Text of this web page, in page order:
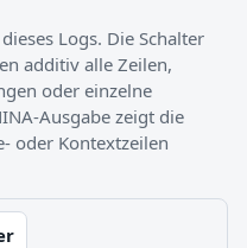
Logs. Die Schalter
additiv alle Zeilen,
oder einzelne
Ausgabe zeigt die
oder Kontextzeilen